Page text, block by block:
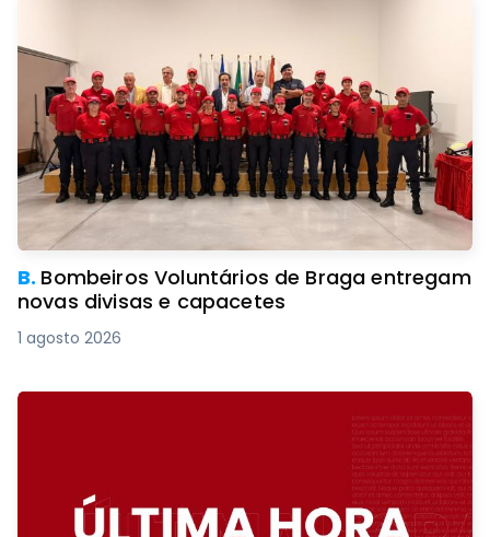
B. Bombeiros Voluntários de Braga entregam
novas divisas e capacetes
1 agosto 2026